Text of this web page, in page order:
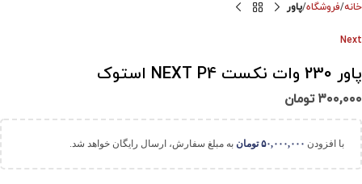
خانه فروشگاه پاور
Next
پاور 230 وات نکست NEXT P4 استوک
۳۰۰,۰۰۰ تومان
با افزودن ۵۰,۰۰۰,۰۰۰ تومان به مبلغ سفارش، ارسال رایگان خواهد شد.